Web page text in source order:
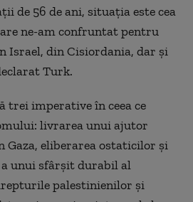
de 56 de ani, situaţia este cea
ne-am confruntat pentru
Israel, din Cisiordania, dar şi
Turk.
trei imperative în ceea ce
livrarea unui ajutor
eliberarea ostaticilor şi
a unui sfârşit durabil al
palestinienilor şi